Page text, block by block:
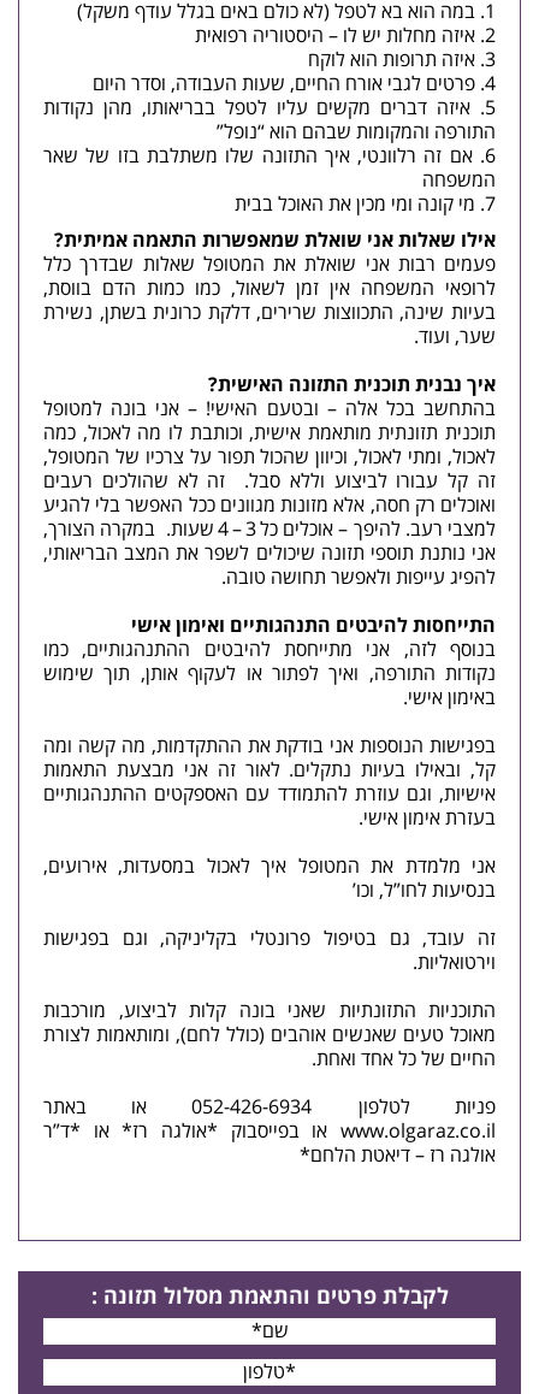
במה הוא בא לטפל (לא כולם באים בגלל עודף משקל)
איזה מחלות יש לו – היסטוריה רפואית
איזה תרופות הוא לוקח
פרטים לגבי אורח החיים, שעות העבודה, וסדר היום
איזה דברים מקשים עליו לטפל בבריאותו, מהן נקודות
התורפה והמקומות שבהם הוא “נופל”
אם זה רלוונטי, איך התזונה שלו משתלבת בזו של שאר
המשפחה
מי קונה ומי מכין את האוכל בבית
אילו שאלות אני שואלת שמאפשרות התאמה אמיתית?
פעמים רבות אני שואלת את המטופל שאלות שבדרך כלל
לרופאי המשפחה אין זמן לשאול, כמו כמות הדם בווסת,
בעיות שינה, התכווצות שרירים, דלקת כרונית בשתן, נשירת
שער, ועוד.
איך נבנית תוכנית התזונה האישית?
בהתחשב בכל אלה – ובטעם האישי! – אני בונה למטופל
תוכנית תזונתית מותאמת אישית, וכותבת לו מה לאכול, כמה
לאכול, ומתי לאכול, וכיוון שהכול תפור על צרכיו של המטופל,
זה קל עבורו לביצוע וללא סבל. זה לא שהולכים רעבים
ואוכלים רק חסה, אלא מזונות מגוונים ככל האפשר בלי להגיע
למצבי רעב. להיפך – אוכלים כל 3 – 4 שעות. במקרה הצורך,
אני נותנת תוספי תזונה שיכולים לשפר את המצב הבריאותי,
להפיג עייפות ולאפשר תחושה טובה.
התייחסות להיבטים התנהגותיים ואימון אישי
בנוסף לזה, אני מתייחסת להיבטים ההתנהגותיים, כמו
נקודות התורפה, ואיך לפתור או לעקוף אותן, תוך שימוש
באימון אישי.
בפגישות הנוספות אני בודקת את ההתקדמות, מה קשה ומה
קל, ובאילו בעיות נתקלים. לאור זה אני מבצעת התאמות
אישיות, וגם עוזרת להתמודד עם האספקטים ההתנהגותיים
בעזרת אימון אישי.
אני מלמדת את המטופל איך לאכול במסעדות, אירועים,
בנסיעות לחו”ל, וכו’
זה עובד, גם בטיפול פרונטלי בקליניקה, וגם בפגישות
וירטואליות.
התוכניות התזונתיות שאני בונה קלות לביצוע, מורכבות
מאוכל טעים שאנשים אוהבים (כולל לחם), ומותאמות לצורת
החיים של כל אחד ואחת.
פניות לטלפון 052-426-6934 או באתר
www.olgaraz.co.il או בפייסבוק *אולגה רז* או *ד”ר
אולגה רז – דיאטת הלחם*
לקבלת פרטים והתאמת מסלול תזונה :